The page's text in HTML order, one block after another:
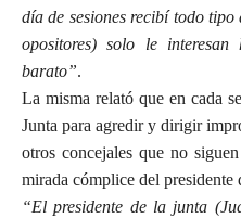
día de sesiones recibí todo tipo
opositores) solo le interesan
barato”.
La misma relató que en cada
Junta para agredir y dirigir
otros concejales que no
mirada cómplice del
“El presidente de la junta